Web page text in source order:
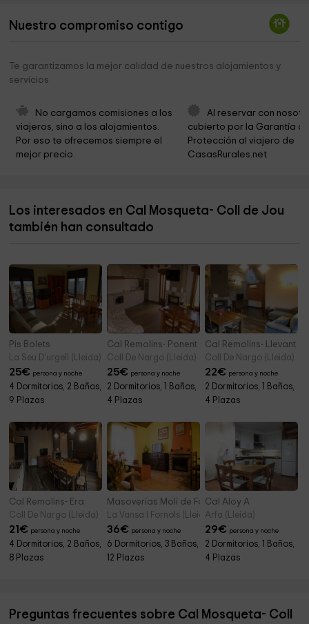
Parròquia de Sant Llorenç 1,6 km
Ayuntamiento de Sant Llorenç de Morunys
Ermita de Mare de Déu de la Mercè
Ayuntamiento De Guixers
Ayuntamiento de la Coma i la Pedra 2,8 km
Sant Climens 3,5 km
Nuestro compromiso contigo
Te garantizamos la mejor calidad de nuestros alojamientos y
servicios
No cargamos comisiones a los
viajeros, sino a los alojamientos.
Por eso te ofrecemos siempre el
mejor precio.
Al reservar con
cubierto por la Garantía
Protección al viajero de
CasasRurales.net
Los interesados en Cal Mosqueta- Coll de Jou
también han consultado
Pis Bolets
La Seu D'urgell (Lleida)
25€ persona y noche
4 Dormitorios, 2 Baños,
9 Plazas
Cal Remolins- Ponent
Coll De Nargo (Lleida)
25€ persona y noche
2 Dormitorios, 1 Baños,
4 Plazas
Cal Remolins- Llevant
Coll De Nargo (Lleida)
22€ persona y noche
2 Dormitorios, 1 Baños,
4 Plazas
Cal Remolins- Era
Coll De Nargo (Lleida)
21€ persona y noche
4 Dormitorios, 2 Baños,
8 Plazas
Masoverías Molí de Fórnols
La Vansa I Fornols (Lleida)
36€ persona y noche
6 Dormitorios, 3 Baños,
12 Plazas
Cal Aloy A
Arfa (Lleida)
29€ persona y noche
2 Dormitorios, 1 Baños,
4 Plazas
Preguntas frecuentes sobre Cal Mosqueta- Coll